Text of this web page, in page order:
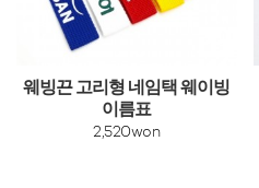
웨빙끈 고리형 네임택 웨이빙
이름표
2,520won